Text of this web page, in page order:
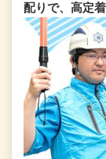
配りで、高定